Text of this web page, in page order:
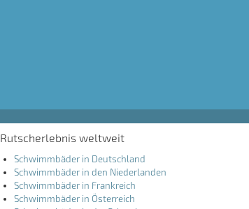
Rutscherlebnis weltweit
Schwimmbäder in Deutschland
Schwimmbäder in den Niederlanden
Schwimmbäder in Frankreich
Schwimmbäder in Österreich